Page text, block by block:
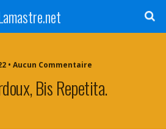
• Aucun Commentaire
Bis Repetita.